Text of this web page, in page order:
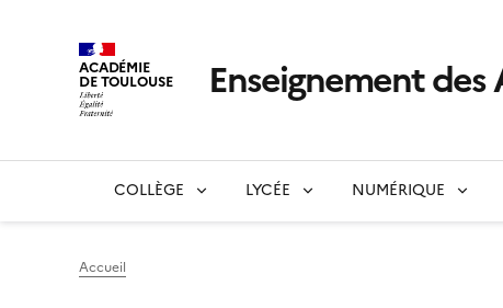
ACADÉMIE
DE TOULOUSE Enseignement des
COLLÈGE LYCÉE NUMÉRIQUE
Accueil